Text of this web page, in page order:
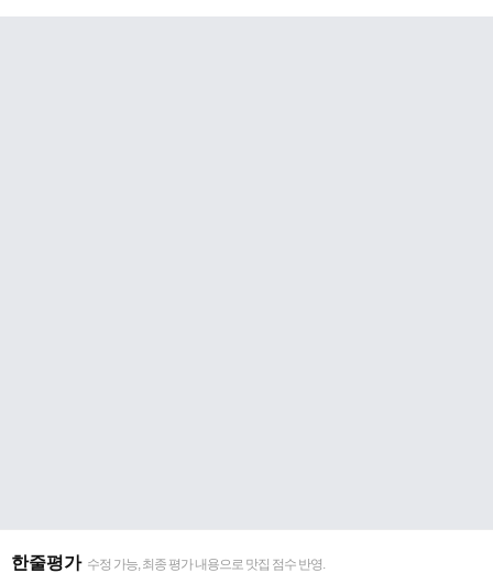
한줄평가 수정 가능, 최종 평가 내용으로 맛집 점수 반영.